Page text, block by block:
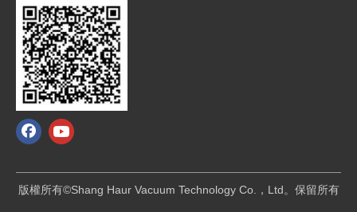
版權所有©Shang Haur Vacuum Technology Co.，Ltd。保留所有